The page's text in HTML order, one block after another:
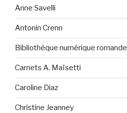
Anne Savelli
Antonin Crenn
Bibliothèque numérique romande
Carnets A. Maïsetti
Caroline Diaz
Christine Jeanney